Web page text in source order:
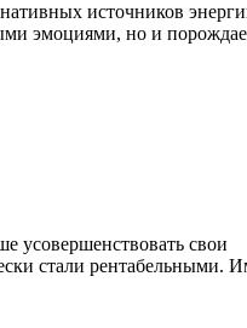
источников
эмоциями, но и
усовершенствовать свои
стали рентабельными.